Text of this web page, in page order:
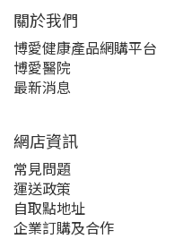
關於我們‎
博愛健康產品網購平台
博愛醫院
最新消息
網店資訊
常見問題
運送政策
自取點地址
企業訂購及合作